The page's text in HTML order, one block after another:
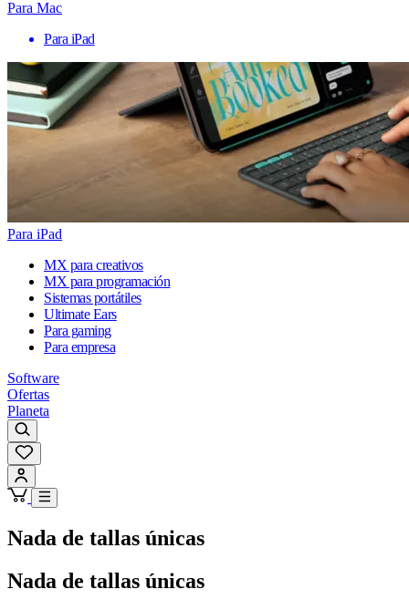
Para Mac
Para iPad
Para iPad
MX para creativos
MX para programación
Sistemas portátiles
Ultimate Ears
Para gaming
Para empresa
Software
Ofertas
Planeta
Nada de tallas únicas
Nada de tallas únicas